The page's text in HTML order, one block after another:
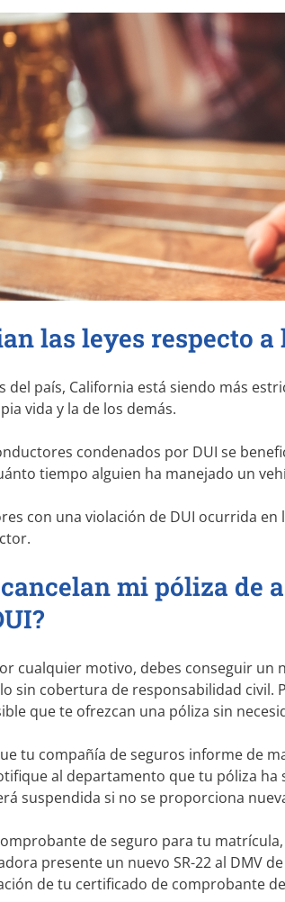
las leyes respecto
del país, California está siendo más
vida y la de los demás.
condenados por DUI se
tiempo alguien ha manejado un
con una violación de DUI ocurrida
mi póliza de
cualquier motivo, debes conseguir un
sin cobertura de responsabilidad
que te ofrezcan una póliza sin
tu compañía de seguros informe de
al departamento que tu póliza
suspendida si no se proporciona
de seguro para tu
presente un nuevo SR-22al DMV
de tu certificado de comprobante